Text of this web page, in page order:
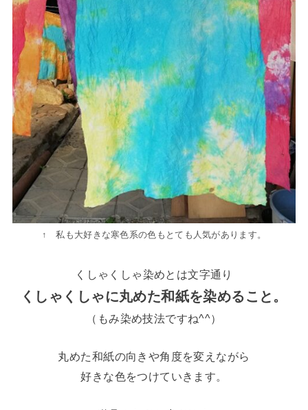
↑ 私も大好きな寒色系の色もとても人気があります。
くしゃくしゃ染めとは文字通り
くしゃくしゃに丸めた和紙を染めること。
（もみ染め技法ですね^^）
丸めた和紙の向きや角度を変えながら
好きな色をつけていきます。